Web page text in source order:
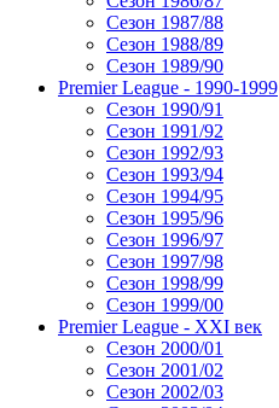
Сезон 1987/88
Сезон 1988/89
Сезон 1989/90
Premier League - 1990-1999
Сезон 1990/91
Сезон 1991/92
Сезон 1992/93
Сезон 1993/94
Сезон 1994/95
Сезон 1995/96
Сезон 1996/97
Сезон 1997/98
Сезон 1998/99
Сезон 1999/00
Premier League - XXI век
Сезон 2000/01
Сезон 2001/02
Сезон 2002/03